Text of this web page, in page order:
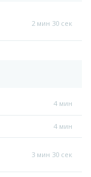
2 мин 30 сек
4 мин
4 мин
3 мин 30 сек